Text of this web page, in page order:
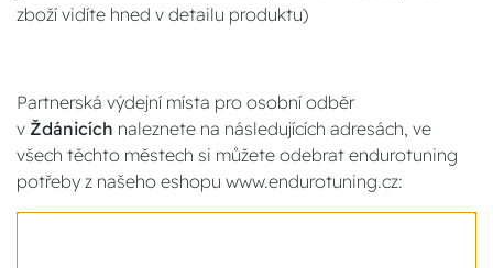
zboží vidíte hned v detailu produktu)
Partnerská výdejní místa pro osobní odběr
v Ždánicích naleznete na následujících adresách, ve
všech těchto městech si můžete odebrat endurotuning
potřeby z našeho eshopu www.endurotuning.cz: